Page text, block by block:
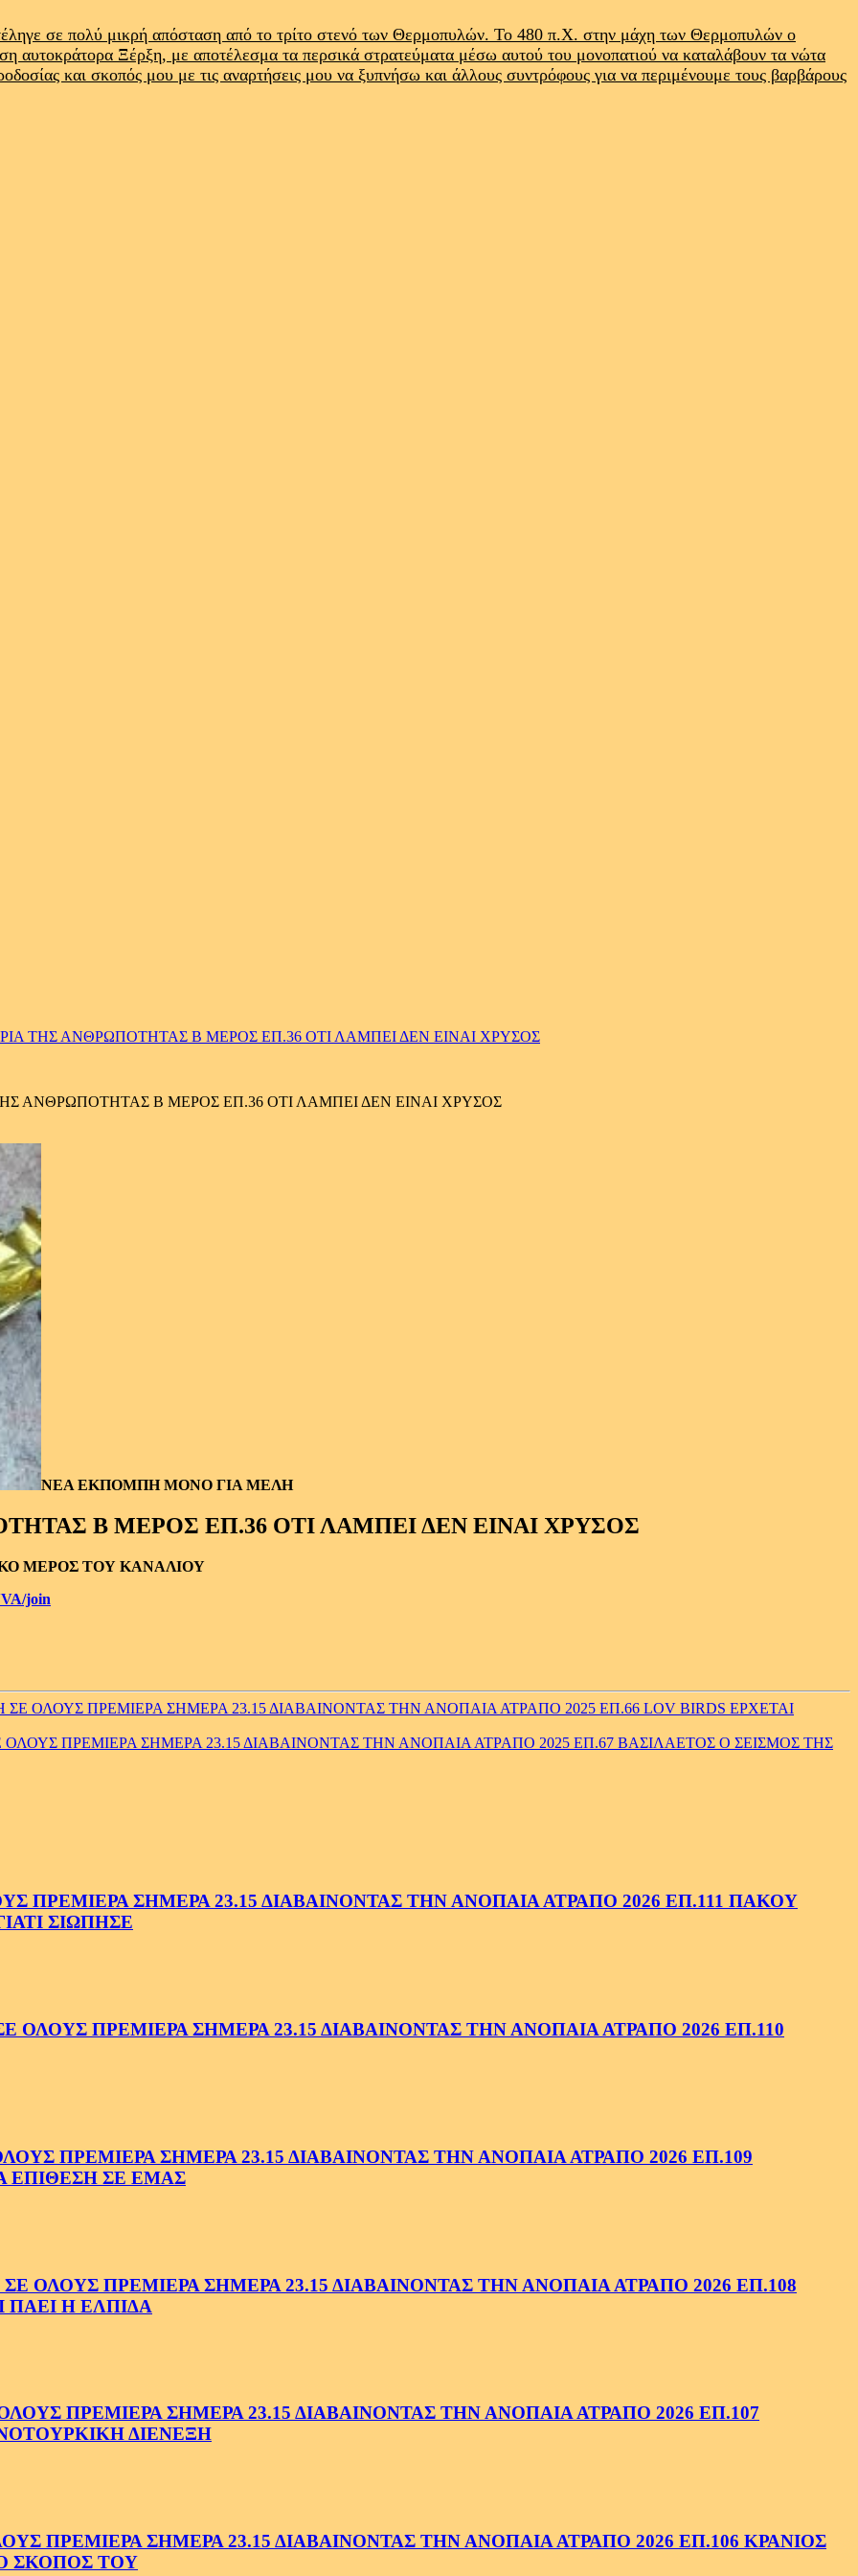
σε πολύ μικρή απόσταση από το τρίτο στενό των Θερμοπυλών. Το 480 π.Χ. στην μάχη των Θερμοπυλών ο
αυτοκράτορα Ξέρξη, με αποτέλεσμα τα περσικά στρατεύματα μέσω αυτού του μονοπατιού να καταλάβουν τα νώτα
και σκοπός μου με τις αναρτήσεις μου να ξυπνήσω και άλλους συντρόφους για να περιμένουμε τους βαρβάρους
ΤΗΣ ΑΝΘΡΩΠΟΤΗΤΑΣ Β ΜΕΡΟΣ ΕΠ.36 ΟΤΙ ΛΑΜΠΕΙ ΔΕΝ ΕΙΝΑΙ ΧΡΥΣΟΣ
ΑΝΘΡΩΠΟΤΗΤΑΣ Β ΜΕΡΟΣ ΕΠ.36 ΟΤΙ ΛΑΜΠΕΙ ΔΕΝ ΕΙΝΑΙ ΧΡΥΣΟΣ
ΝΕΑ ΕΚΠΟΜΠΗ ΜΟΝΟ ΓΙΑ ΜΕΛΗ
Β ΜΕΡΟΣ ΕΠ.36 ΟΤΙ ΛΑΜΠΕΙ ΔΕΝ ΕΙΝΑΙ ΧΡΥΣΟΣ
ΜΕΡΟΣ ΤΟΥ ΚΑΝΑΛΙΟΥ
join
ΟΛΟΥΣ ΠΡΕΜΙΕΡΑ ΣΗΜΕΡΑ 23.15 ΔΙΑΒΑΙΝΟΝΤΑΣ ΤΗΝ ΑΝΟΠΑΙΑ ΑΤΡΑΠΟ 2025 ΕΠ.66 LOV BIRDS ΕΡΧΕΤΑΙ
ΠΡΕΜΙΕΡΑ ΣΗΜΕΡΑ 23.15 ΔΙΑΒΑΙΝΟΝΤΑΣ ΤΗΝ ΑΝΟΠΑΙΑ ΑΤΡΑΠΟ 2025 ΕΠ.67 ΒΑΣΙΛΑΕΤΟΣ Ο ΣΕΙΣΜΟΣ ΤΗΣ
ΣΗΜΕΡΑ 23.15 ΔΙΑΒΑΙΝΟΝΤΑΣ ΤΗΝ ΑΝΟΠΑΙΑ ΑΤΡΑΠΟ 2026 ΕΠ.111 ΠΑΚΟΥ
ΣΙΩΠΗΣΕ
ΠΡΕΜΙΕΡΑ ΣΗΜΕΡΑ 23.15 ΔΙΑΒΑΙΝΟΝΤΑΣ ΤΗΝ ΑΝΟΠΑΙΑ ΑΤΡΑΠΟ 2026 ΕΠ.110
ΠΡΕΜΙΕΡΑ ΣΗΜΕΡΑ 23.15 ΔΙΑΒΑΙΝΟΝΤΑΣ ΤΗΝ ΑΝΟΠΑΙΑ ΑΤΡΑΠΟ 2026 ΕΠ.109
ΕΠΙΘΕΣΗ ΣΕ ΕΜΑΣ
ΠΡΕΜΙΕΡΑ ΣΗΜΕΡΑ 23.15 ΔΙΑΒΑΙΝΟΝΤΑΣ ΤΗΝ ΑΝΟΠΑΙΑ ΑΤΡΑΠΟ 2026 ΕΠ.108
Η ΕΛΠΙΔΑ
ΠΡΕΜΙΕΡΑ ΣΗΜΕΡΑ 23.15 ΔΙΑΒΑΙΝΟΝΤΑΣ ΤΗΝ ΑΝΟΠΑΙΑ ΑΤΡΑΠΟ 2026 ΕΠ.107
ΔΙΕΝΕΞΗ
ΠΡΕΜΙΕΡΑ ΣΗΜΕΡΑ 23.15 ΔΙΑΒΑΙΝΟΝΤΑΣ ΤΗΝ ΑΝΟΠΑΙΑ ΑΤΡΑΠΟ 2026 ΕΠ.106 ΚΡΑΝΙΟΣ
ΣΚΟΠΟΣ ΤΟΥ